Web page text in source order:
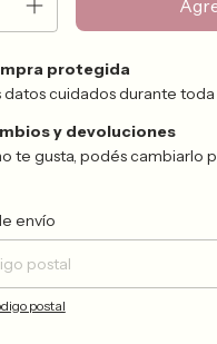
protegida
datos cuidados durante
y devoluciones
te gusta, podés cambiarlo
el CP:
envío
postal